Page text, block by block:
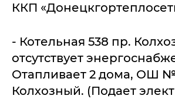
ККП
- Котельная 538 пр.
отсутствует
Отапливает 2 дома, ОШ №
Колхозный. (Подает